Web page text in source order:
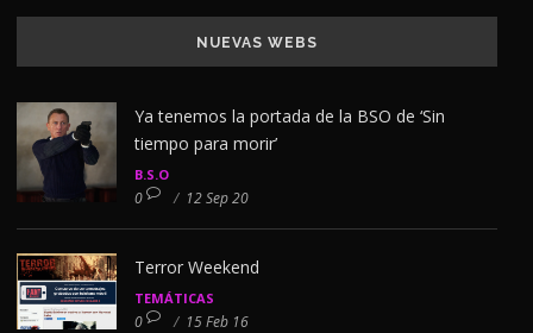
NUEVAS WEBS
Ya tenemos la portada de la BSO de ‘Sin
tiempo para morir’
B.S.O
0 / 12 Sep 20
Terror Weekend
TEMÁTICAS
0 / 15 Feb 16